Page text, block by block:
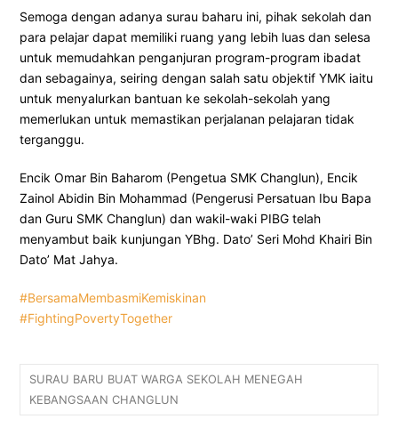
Semoga dengan adanya surau baharu ini, pihak sekolah dan
para pelajar dapat memiliki ruang yang lebih luas dan selesa
untuk memudahkan penganjuran program-program ibadat
dan sebagainya, seiring dengan salah satu objektif YMK iaitu
untuk menyalurkan bantuan ke sekolah-sekolah yang
memerlukan untuk memastikan perjalanan pelajaran tidak
terganggu.
Encik Omar Bin Baharom (Pengetua SMK Changlun), Encik
Zainol Abidin Bin Mohammad (Pengerusi Persatuan Ibu Bapa
dan Guru SMK Changlun) dan wakil-waki PIBG telah
menyambut baik kunjungan YBhg. Dato’ Seri Mohd Khairi Bin
Dato’ Mat Jahya.
#BersamaMembasmiKemiskinan
#FightingPovertyTogether
SURAU BARU BUAT WARGA SEKOLAH MENEGAH
KEBANGSAAN CHANGLUN